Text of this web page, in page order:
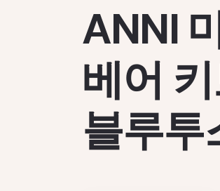
ANNI
베어
블루투